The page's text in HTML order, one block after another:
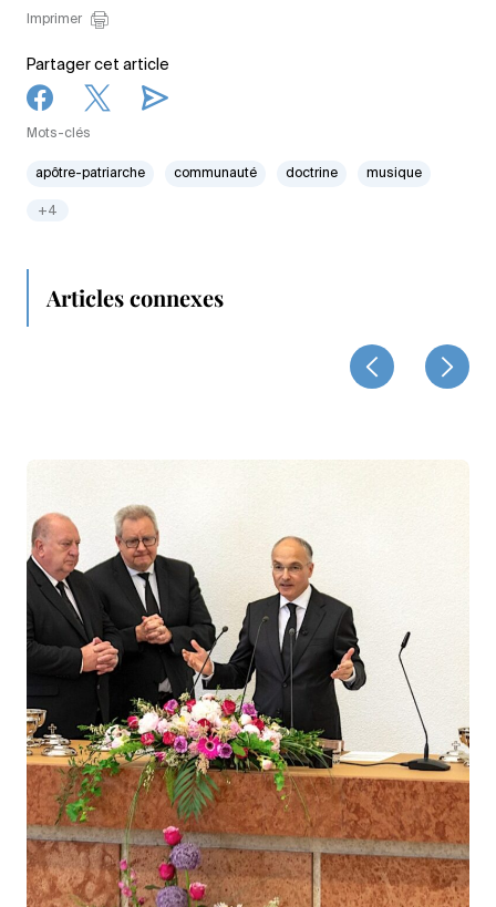
Imprimer
Partager cet article
Mots-clés
apôtre-patriarche communauté doctrine musique
+4
Articles connexes